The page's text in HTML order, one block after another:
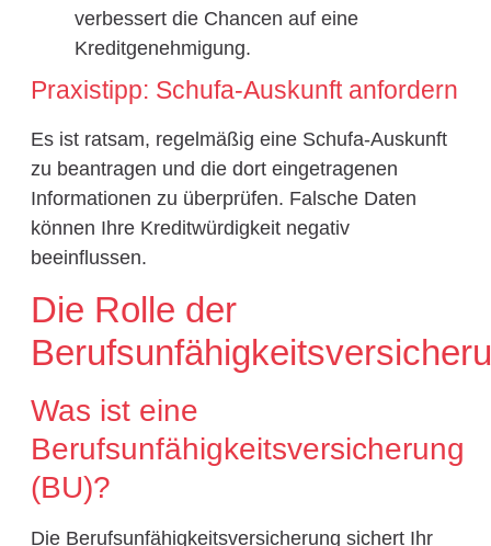
verbessert die Chancen auf eine
Kreditgenehmigung.
Praxistipp: Schufa-Auskunft anfordern
Es ist ratsam, regelmäßig eine Schufa-Auskunft
zu beantragen und die dort eingetragenen
Informationen zu überprüfen. Falsche Daten
können Ihre Kreditwürdigkeit negativ
beeinflussen.
Die Rolle der
Was ist eine
Berufsunfähigkeitsversicherung
(BU)?
Die Berufsunfähigkeitsversicherung sichert Ihr